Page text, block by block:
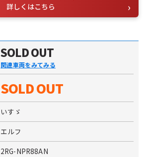
詳しくはこちら
SOLD OUT
関連車両をみてみる
SOLD OUT
いすゞ
エルフ
2RG-NPR88AN